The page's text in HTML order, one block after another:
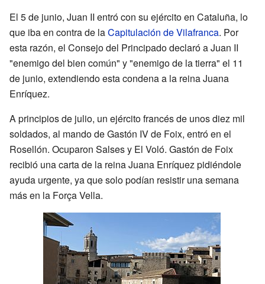
El 5 de junio, Juan II entró con su ejército en Cataluña, lo
que iba en contra de laCapitulación de Vilafranca. Por
esta razón, el Consejo del Principado declaró a Juan II
"enemigo del bien común" y "enemigo de la tierra" el 11
de junio, extendiendo esta condena a la reina Juana
Enríquez.
A principios de julio, un ejército francés de unos diez mil
soldados, al mando de Gastón IV de Foix, entró en el
Rosellón. Ocuparon Salses y El Voló. Gastón de Foix
recibió una carta de la reina Juana Enríquez pidiéndole
ayuda urgente, ya que solo podían resistir una semana
más en la Força Vella.